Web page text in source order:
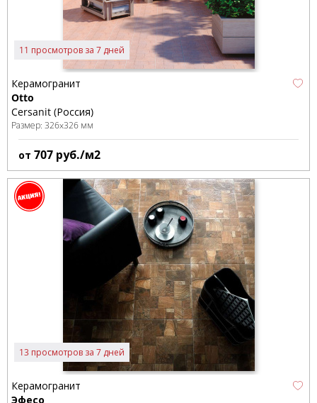
11 просмотров за 7 дней
Керамогранит
Otto
Cersanit (Россия)
Размер: 326x326 мм
от 707 руб./м2
13 просмотров за 7 дней
Керамогранит
Эфесо